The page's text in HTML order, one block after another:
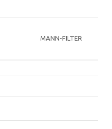
MANN-FILTER